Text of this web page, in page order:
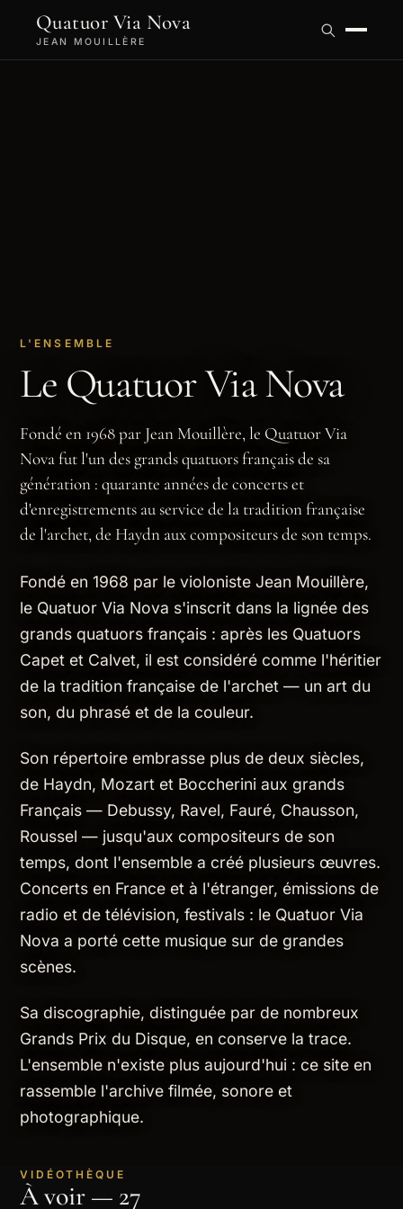
Quatuor Via Nova
JEAN MOUILLÈRE
L'ENSEMBLE
Le Quatuor Via Nova
Fondé en 1968 par Jean Mouillère, le Quatuor Via
Nova fut l'un des grands quatuors français de sa
génération : quarante années de concerts et
d'enregistrements au service de la tradition française
de l'archet, de Haydn aux compositeurs de son temps.
Fondé en 1968 par le violoniste Jean Mouillère,
le Quatuor Via Nova s'inscrit dans la lignée des
grands quatuors français : après les Quatuors
Capet et Calvet, il est considéré comme l'héritier
de la tradition française de l'archet — un art du
son, du phrasé et de la couleur.
Son répertoire embrasse plus de deux siècles,
de Haydn, Mozart et Boccherini aux grands
Français — Debussy, Ravel, Fauré, Chausson,
Roussel — jusqu'aux compositeurs de son
temps, dont l'ensemble a créé plusieurs œuvres.
Concerts en France et à l'étranger, émissions de
radio et de télévision, festivals : le Quatuor Via
Nova a porté cette musique sur de grandes
scènes.
Sa discographie, distinguée par de nombreux
Grands Prix du Disque, en conserve la trace.
L'ensemble n'existe plus aujourd'hui : ce site en
rassemble l'archive filmée, sonore et
photographique.
VIDÉOTHÈQUE
À voir — 27